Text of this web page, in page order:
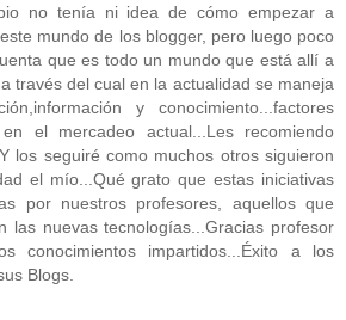
no tenía ni idea de cómo empezar a
mundo de los blogger, pero luego poco
que es todo un mundo que está allí a
través del cual en la actualidad se maneja
y conocimiento...factores
en el mercadeo actual...Les recomiendo
los seguiré como muchos otros siguieron
el mío...Qué grato que estas iniciativas
por nuestros profesores, aquellos que
las nuevas tecnologías...Gracias profesor
conocimientos impartidos...Éxito a los
Blogs.